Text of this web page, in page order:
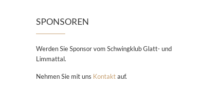
SPONSOREN
Werden Sie Sponsor vom Schwingklub Glatt- und
Limmattal.
Nehmen Sie mit uns Kontaktauf.